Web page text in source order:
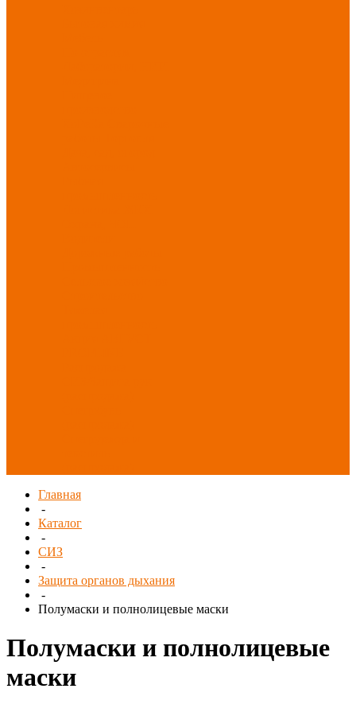
Главная
-
Каталог
-
СИЗ
-
Защита органов дыхания
-
Полумаски и полнолицевые маски
Полумаски и полнолицевые
маски